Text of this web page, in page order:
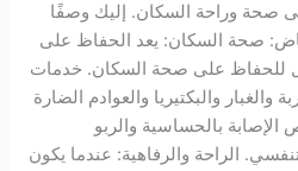
صحة وراحة السكان. إليك وصفًا
صحة السكان: يعد الحفاظ على
للحفاظ على صحة السكان. خدمات
والبكتيريا والعوادم الضارة
بالحساسية والربو
الراحة والرفاهية: عندما يكون